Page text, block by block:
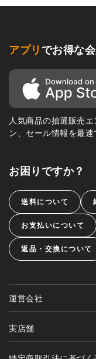
アプリ でお得な
人気商品の抽選販売
ン、セール情報を最速
お困りですか？
送料について
お支払いについて
返品・交換について
運営会社
実店舗